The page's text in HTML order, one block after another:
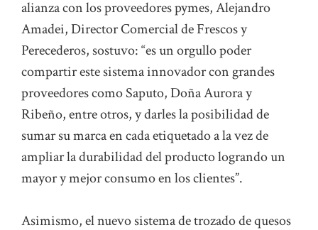
alianza con los proveedores pymes, Alejandro
Amadei, Director Comercial de Frescos y
Perecederos, sostuvo: “es un orgullo poder
compartir este sistema innovador con grandes
proveedores como Saputo, Doña Aurora y
Ribeño, entre otros, y darles la posibilidad de
sumar su marca en cada etiquetado a la vez de
ampliar la durabilidad del producto logrando un
mayor y mejor consumo en los clientes”.
Asimismo, el nuevo sistema de trozado de quesos